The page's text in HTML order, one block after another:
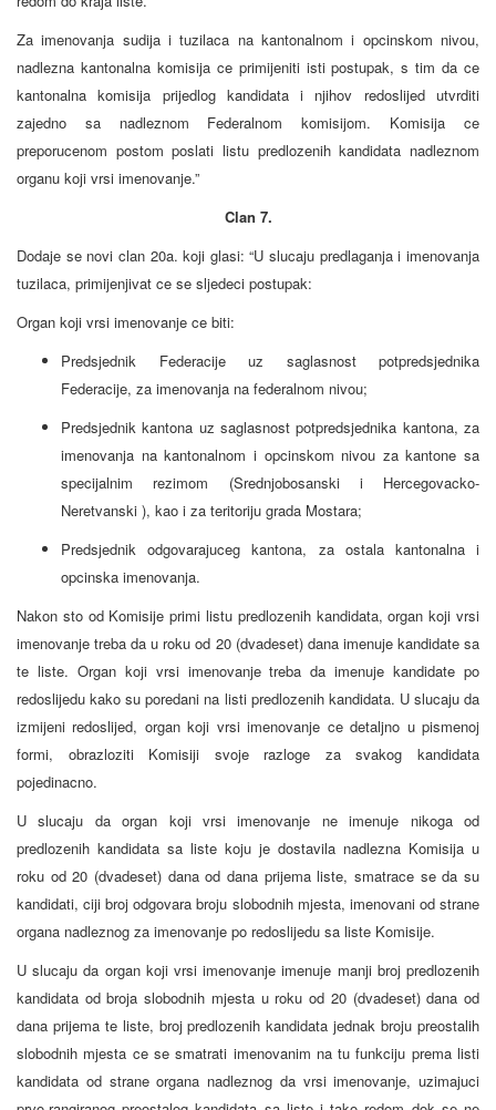
Za imenovanja sudija i tuzilaca na kantonalnom i opcinskom nivou,
nadlezna kantonalna komisija ce primijeniti isti postupak, s tim da ce
kantonalna komisija prijedlog kandidata i njihov redoslijed utvrditi
zajedno sa nadleznom Federalnom komisijom. Komisija ce
preporucenom postom poslati listu predlozenih kandidata nadleznom
organu koji vrsi imenovanje.”
Clan 7.
Dodaje se novi clan 20a. koji glasi: “U slucaju predlaganja i imenovanja
tuzilaca, primijenjivat ce se sljedeci postupak:
Organ koji vrsi imenovanje ce biti:
Predsjednik Federacije uz saglasnost potpredsjednika
Federacije, za imenovanja na federalnom nivou;
Predsjednik kantona uz saglasnost potpredsjednika kantona, za
imenovanja na kantonalnom i opcinskom nivou za kantone sa
specijalnim rezimom (Srednjobosanski i Hercegovacko-
Neretvanski ), kao i za teritoriju grada Mostara;
Predsjednik odgovarajuceg kantona, za ostala kantonalna i
opcinska imenovanja.
Nakon sto od Komisije primi listu predlozenih kandidata, organ koji vrsi
imenovanje treba da u roku od 20 (dvadeset) dana imenuje kandidate sa
te liste. Organ koji vrsi imenovanje treba da imenuje kandidate po
redoslijedu kako su poredani na listi predlozenih kandidata. U slucaju da
izmijeni redoslijed, organ koji vrsi imenovanje ce detaljno u pismenoj
formi, obrazloziti Komisiji svoje razloge za svakog kandidata
pojedinacno.
U slucaju da organ koji vrsi imenovanje ne imenuje nikoga od
predlozenih kandidata sa liste koju je dostavila nadlezna Komisija u
roku od 20 (dvadeset) dana od dana prijema liste, smatrace se da su
kandidati, ciji broj odgovara broju slobodnih mjesta, imenovani od strane
organa nadleznog za imenovanje po redoslijedu sa liste Komisije.
U slucaju da organ koji vrsi imenovanje imenuje manji broj predlozenih
kandidata od broja slobodnih mjesta u roku od 20 (dvadeset) dana od
dana prijema te liste, broj predlozenih kandidata jednak broju preostalih
slobodnih mjesta ce se smatrati imenovanim na tu funkciju prema listi
kandidata od strane organa nadleznog da vrsi imenovanje, uzimajuci